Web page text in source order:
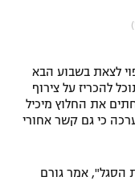
לצאת בשבוע הבא
להכריז על צירוף
את החלוץ מיכיל
כי גם קשר אחורי
הסגל", אמר גורם